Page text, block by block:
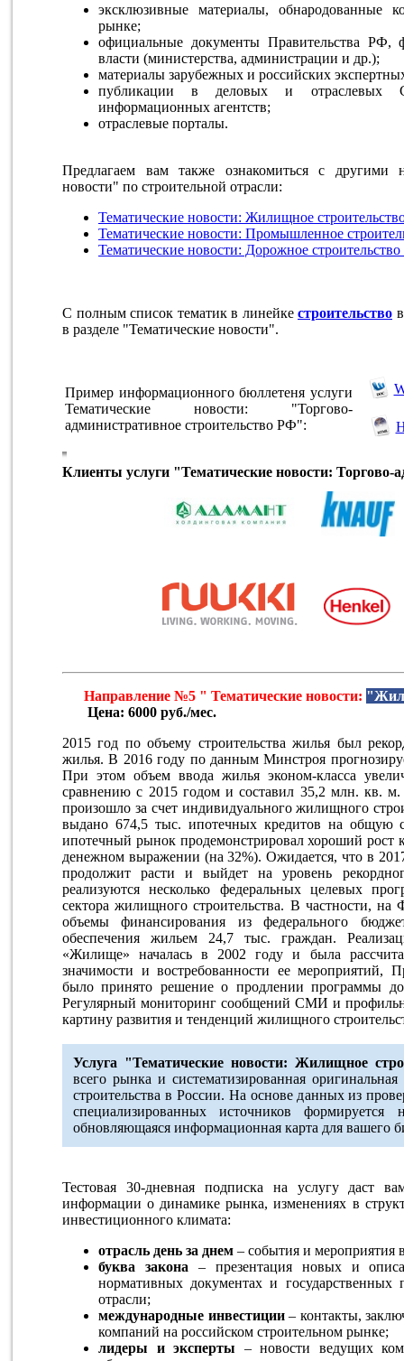
эксклюзивные материалы, обнародованные
рынке;
официальные документы Правительства РФ,
власти (министерства, администрации и др.);
материалы зарубежных и российских
публикации в деловых и отраслевых
информационных агентств;
отраслевые порталы.
Предлагаем вам также ознакомиться с другими
новости" по строительной отрасли:
Тематические новости: Жилищное
Тематические новости: Промышленное
Тематические новости: Дорожное
С полным список тематик в линейке строительство
в разделе "Тематические новости".
Пример информационного бюллетеня услуги
Тематические новости: "Торгово-
административное строительство РФ":
Клиенты услуги "Тематические новости: Торгово-
Направление №5 " Тематические новости:
Цена: 6000 руб./мес.
2015 год по объему строительства жилья был
жилья. В 2016 году по данным Минстроя
При этом объем ввода жилья эконом-класса
сравнению с 2015 годом и составил 35,2 млн. кв.
произошло за счет индивидуального жилищного
выдано 674,5 тыс. ипотечных кредитов на общую
ипотечный рынок продемонстрировал хороший рост
денежном выражении (на 32%). Ожидается, что в
продолжит расти и выйдет на уровень
реализуются несколько федеральных целевых
сектора жилищного строительства. В частности,
объемы финансирования из федерального
обеспечения жильем 24,7 тыс. граждан.
«Жилище» началась в 2002 году и была
значимости и востребованности ее мероприятий,
было принято решение о продлении программы
Регулярный мониторинг сообщений СМИ и
картину развития и тенденций жилищного
Услуга "Тематические новости: Жилищное
всего рынка и систематизированная
строительства в России. На основе данных из
специализированных источников
обновляющаяся информационная карта для вашего
Тестовая 30-дневная подписка на услугу даст
информации о динамике рынка, изменениях в
инвестиционного климата:
отрасль день за днем – события и мероприятия
буква закона – презентация новых и
нормативных документах и государственных
отрасли;
международные инвестиции– контакты,
компаний на российском строительном рынке;
лидеры и эксперты – новости ведущих